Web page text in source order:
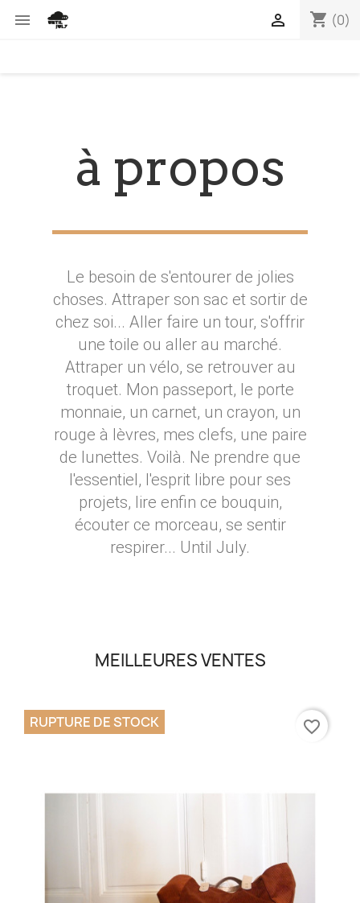
 shopping_cart (0)

à propos
Le besoin de s'entourer de jolies
choses. Attraper son sac et sortir de
chez soi... Aller faire un tour, s'offrir
une toile ou aller au marché.
Attraper un vélo, se retrouver au
troquet. Mon passeport, le porte
monnaie, un carnet, un crayon, un
rouge à lèvres, mes clefs, une paire
de lunettes. Voilà. Ne prendre que
l'essentiel, l'esprit libre pour ses
projets, lire enfin ce bouquin,
écouter ce morceau, se sentir
respirer... Until July.
MEILLEURES VENTES
RUPTURE DE STOCK favorite_border